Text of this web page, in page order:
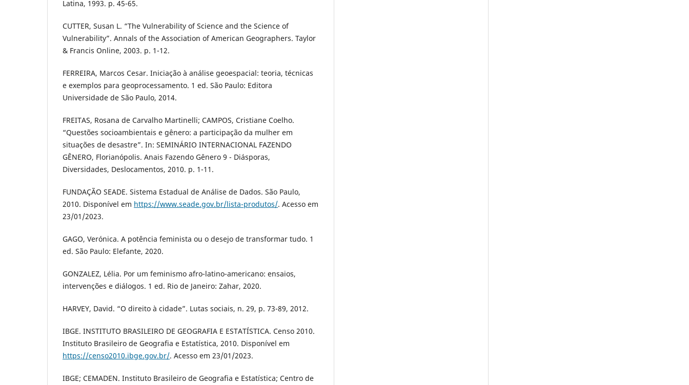
Latina, 1993. p. 45-65.
CUTTER, Susan L. “The Vulnerability of Science and the Science of
Vulnerability”. Annals of the Association of American Geographers. Taylor
& Francis Online, 2003. p. 1-12.
FERREIRA, Marcos Cesar. Iniciação à análise geoespacial: teoria, técnicas
e exemplos para geoprocessamento. 1 ed. São Paulo: Editora
Universidade de São Paulo, 2014.
FREITAS, Rosana de Carvalho Martinelli; CAMPOS, Cristiane Coelho.
“Questões socioambientais e gênero: a participação da mulher em
situações de desastre”. In: SEMINÁRIO INTERNACIONAL FAZENDO
GÊNERO, Florianópolis. Anais Fazendo Gênero 9 - Diásporas,
Diversidades, Deslocamentos, 2010. p. 1-11.
FUNDAÇÃO SEADE. Sistema Estadual de Análise de Dados. São Paulo,
2010. Disponível em https://www.seade.gov.br/lista-produtos/. Acesso em
23/01/2023.
GAGO, Verónica. A potência feminista ou o desejo de transformar tudo. 1
ed. São Paulo: Elefante, 2020.
GONZALEZ, Lélia. Por um feminismo afro-latino-americano: ensaios,
intervenções e diálogos. 1 ed. Rio de Janeiro: Zahar, 2020.
HARVEY, David. “O direito à cidade”. Lutas sociais, n. 29, p. 73-89, 2012.
IBGE. INSTITUTO BRASILEIRO DE GEOGRAFIA E ESTATÍSTICA. Censo 2010.
Instituto Brasileiro de Geografia e Estatística, 2010. Disponível em
https://censo2010.ibge.gov.br/. Acesso em 23/01/2023.
IBGE; CEMADEN. Instituto Brasileiro de Geografia e Estatística; Centro de